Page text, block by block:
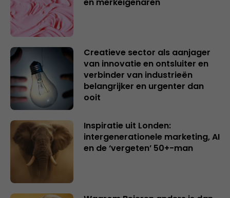
Creatieve sector als aanjager
van innovatie en ontsluiter en
verbinder van industrieën
belangrijker en urgenter dan
ooit
Inspiratie uit Londen:
intergenerationele marketing, AI
en de ‘vergeten’ 50+-man